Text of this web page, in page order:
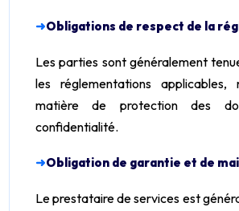
➜Obligations de respect de la
Les parties sont généralement
les réglementations applicables,
matière de protection des
confidentialité.
➜Obligation de garantie et de
Le prestataire de services est